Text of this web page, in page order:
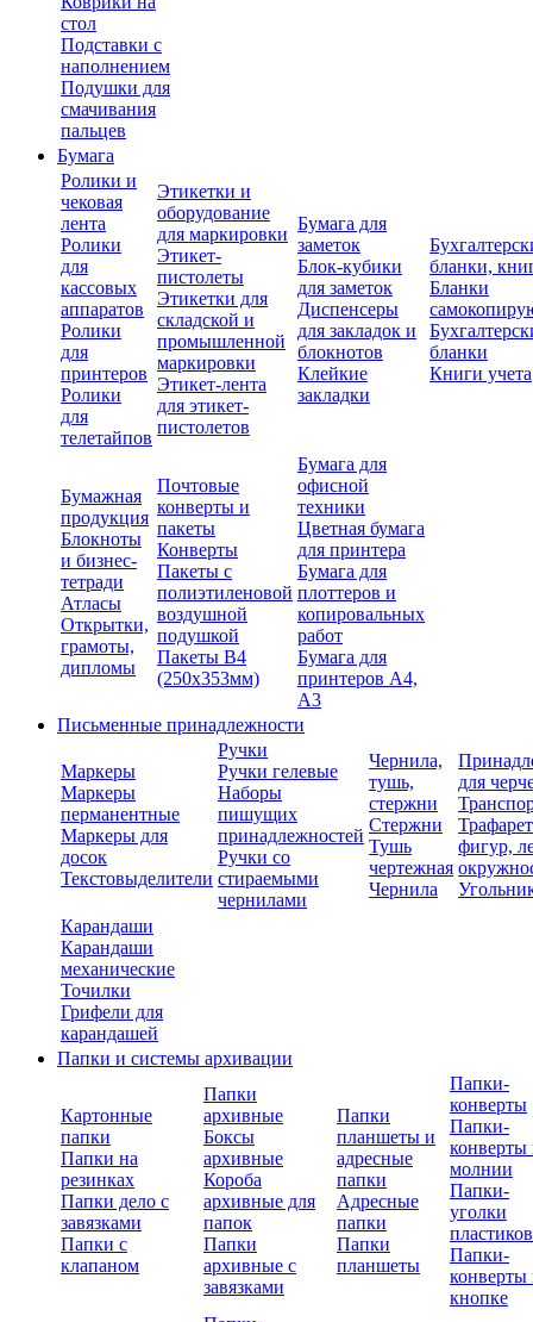
стол
Подставки с
наполнением
Подушки для
смачивания
пальцев
Бумага
Ролики и
чековая
лента
Ролики
для
кассовых
аппаратов
Ролики
для
принтеров
Ролики
для
телетайпов
Этикетки и
оборудование
для маркировки
Этикет-
пистолеты
Этикетки для
складской и
промышленной
маркировки
Этикет-лента
для этикет-
пистолетов
Бумага для
заметок
Блок-кубики
для заметок
Диспенсеры
для закладок и
блокнотов
Клейкие
закладки
бланки,
Бланки
бланки
Книги учета
Бумажная
продукция
Блокноты
и бизнес-
тетради
Атласы
Открытки,
грамоты,
дипломы
Почтовые
конверты и
пакеты
Конверты
Пакеты с
полиэтиленовой
воздушной
подушкой
Пакеты В4
(250х353мм)
Бумага для
офисной
техники
Цветная бумага
для принтера
Бумага для
плоттеров и
копировальных
работ
Бумага для
принтеров А4,
А3
Письменные принадлежности
Маркеры
Маркеры
перманентные
Маркеры для
досок
Текстовыделители
Ручки
Ручки гелевые
Наборы
пишущих
принадлежностей
Ручки со
стираемыми
чернилами
Чернила,
тушь,
стержни
Стержни
Тушь
чертежная
Чернила
для
фигур,
Карандаши
Карандаши
механические
Точилки
Грифели для
карандашей
Папки и системы архивации
Картонные
папки
Папки на
резинках
Папки дело с
завязками
Папки с
клапаном
Папки
архивные
Боксы
архивные
Короба
архивные для
папок
Папки
архивные с
завязками
Папки
планшеты и
адресные
папки
Адресные
папки
Папки
планшеты
Папки-
конверты
Папки-
конверты
молнии
Папки-
уголки
Папки-
конверты
кнопке